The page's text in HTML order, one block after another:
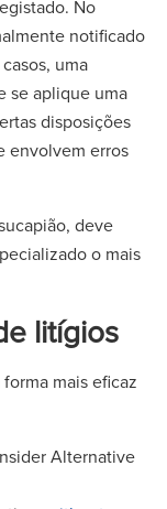
No
notificado
uma
se aplique uma
disposições
envolvem erros
deve
o mais
litígios
mais eficaz
Alternative